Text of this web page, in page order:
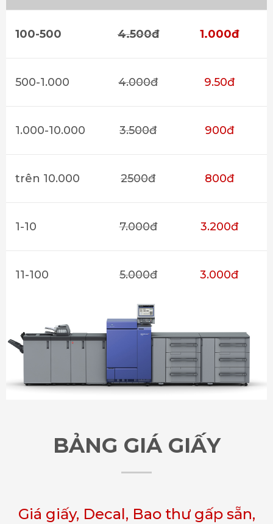
100-500 4.500đ 1.000đ
500-1.000 4.000đ 9.50đ
1.000-10.000 3.500đ 900đ
trên 10.000 2500đ 800đ
1-10 7.000đ 3.200đ
11-100 5.000đ 3.000đ
BẢNG GIÁ GIẤY
Giá giấy, Decal, Bao thư gấp sẵn,